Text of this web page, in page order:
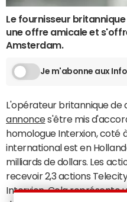
Le fournisseur
une offre amicale et
Amsterdam.
Je m'abonne aux
L'opérateur britannique de
annonces'être mis
homologue Interxion, coté
international est en
milliards de dollars. Les
recevoir 2,3 actions
Interxion. Cela représente